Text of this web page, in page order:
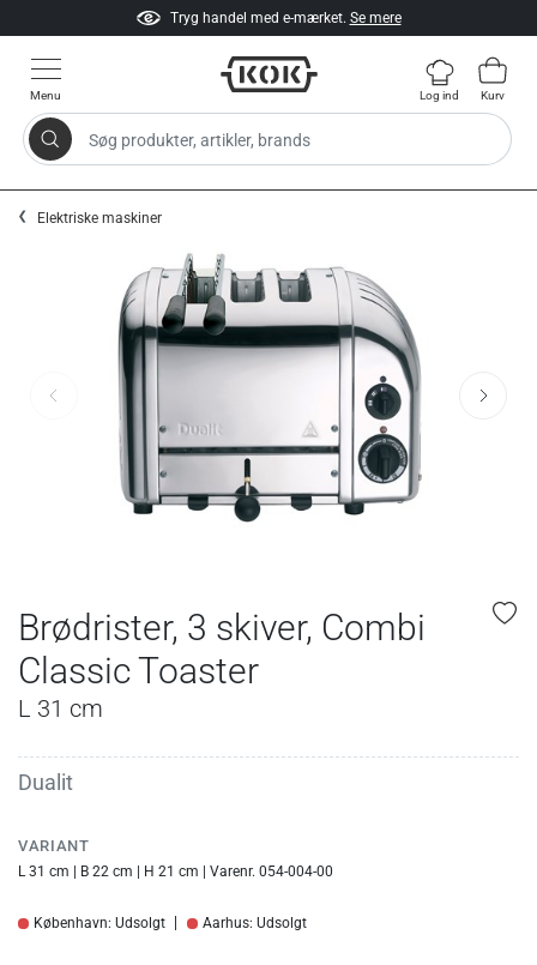
Tryg handel med e-mærket. Se mere
Menu
Søg produkter, artikler, brands
Log ind Kurv
Elektriske maskiner
Brødrister, 3 skiver, Combi
Classic Toaster
L 31 cm
Dualit
VARIANT
L 31 cm | B 22 cm | H 21 cm | Varenr. 054-004-00
København: Udsolgt Aarhus: Udsolgt